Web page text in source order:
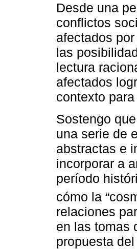
Desde una
conflictos
afectados
las
lectura
afectados
contexto
Sostengo
una serie de
abstractas e
incorporar a
período
cómo la
relaciones
en las tomas
propuesta